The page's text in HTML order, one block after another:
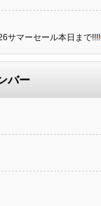
サマーセール本日まで!!!!
バー